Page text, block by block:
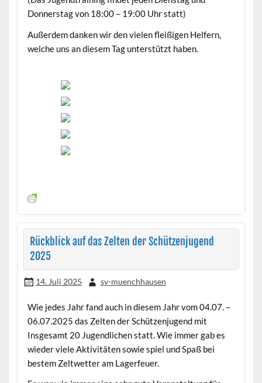
Donnerstag von 18:00 – 19:00 Uhr statt)
Außerdem danken wir den vielen fleißigen Helfern,
welche uns an diesem Tag unterstützt haben.
Rückblick auf das Zelten der Schützenjugend
2025
14. Juli 2025 sv-muenchhausen
Wie jedes Jahr fand auch in diesem Jahr vom 04.07. –
06.07.2025 das Zelten der Schützenjugend mit
Insgesamt 20 Jugendlichen statt. Wie immer gab es
wieder viele Aktivitäten sowie spiel und Spaß bei
bestem Zeltwetter am Lagerfeuer.